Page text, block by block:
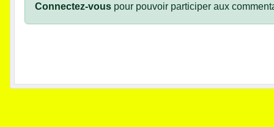
Connectez-vous pour pouvoir participer aux